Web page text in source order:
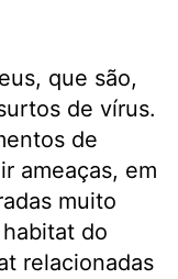
que são,
de vírus.
de
ameaças, em
muito
do
relacionadas